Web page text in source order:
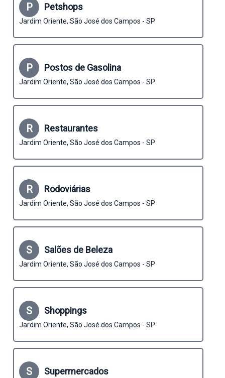
P Petshops
Jardim Oriente, São José dos Campos - SP
P Postos de Gasolina
Jardim Oriente, São José dos Campos - SP
R Restaurantes
Jardim Oriente, São José dos Campos - SP
R Rodoviárias
Jardim Oriente, São José dos Campos - SP
S Salões de Beleza
Jardim Oriente, São José dos Campos - SP
S Shoppings
Jardim Oriente, São José dos Campos - SP
S Supermercados